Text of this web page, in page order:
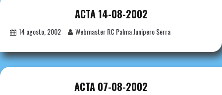
ACTA 14-08-2002
14 agosto, 2002 Webmaster RC Palma Junipero Serra
ACTA 07-08-2002